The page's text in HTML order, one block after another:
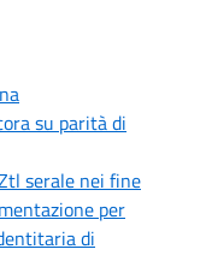
su parità di
serale nei fine
per
di